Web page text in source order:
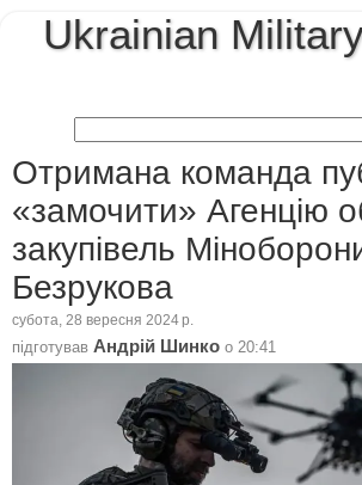
Ukrainian
Отримана команда
«замочити» Агенцію
закупівель
Безрукова
субота, 28 вересня 2024 р.
підготував Андрій Шинко о 20:41